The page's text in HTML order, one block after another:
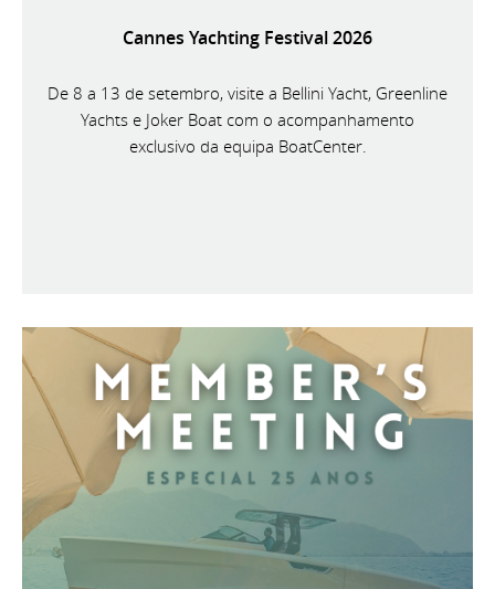
Cannes Yachting Festival 2026
De 8 a 13 de setembro, visite a Bellini Yacht, Greenline
Yachts e Joker Boat com o acompanhamento
exclusivo da equipa BoatCenter.